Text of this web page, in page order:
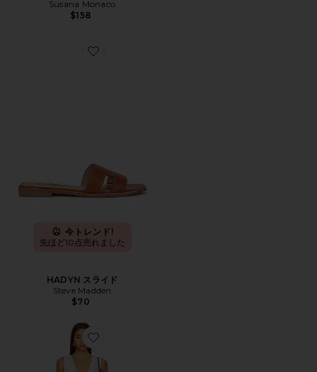
Susana Monaco
$158
Favorite HADYN スライド
今トレンド!
先ほど10点売れました
HADYN スライド
Steve Madden
$70
Favorite HAYDEE ドレス